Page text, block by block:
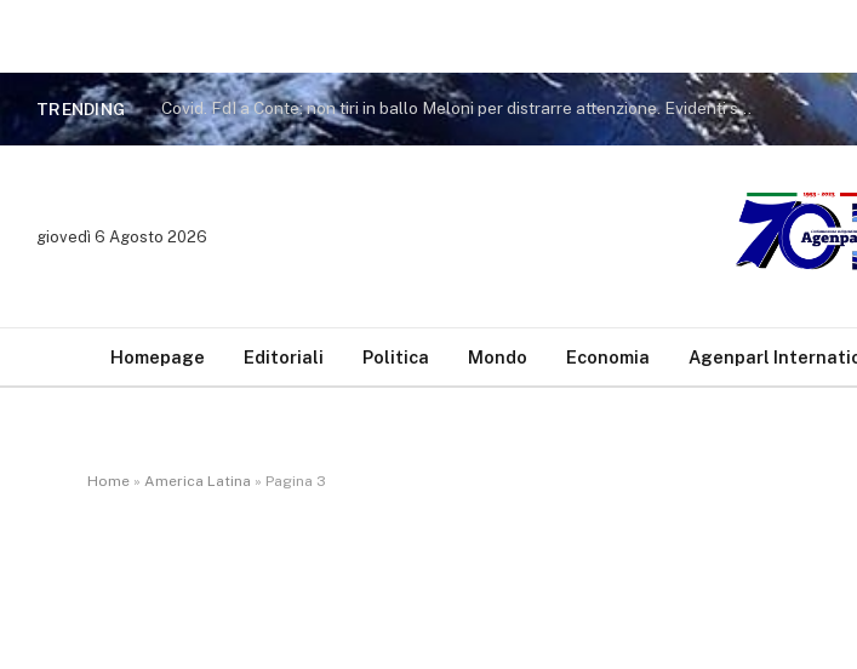
TRENDING Covid. FdI a Conte: non tiri in ballo Meloni per distrarre attenzione. Evidenti sue responsabilità nella gestione pandemia
giovedì 6 Agosto 2026
Homepage Editoriali Politica Mondo Economia Agenparl
Home » America Latina » Pagina 3